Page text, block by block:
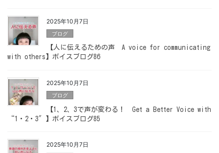
2025年10月7日
ブログ
【人に伝えるための声 A voice for communicating
with others】ボイスブログ86
2025年10月7日
ブログ
【1、2、3で声が変わる！ Get a Better Voice with
“1・2・3″】ボイスブログ85
2025年10月7日